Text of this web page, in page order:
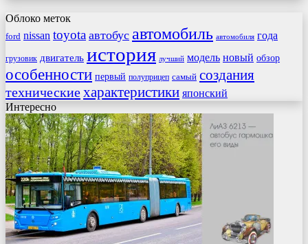
Облоко меток
ford nissan toyota автобус автомобиль автомобиля года
грузовик двигатель история лучший модель новый обзор
особенности первый полуприцеп самый создания
техническиехарактеристики японский
Интересно